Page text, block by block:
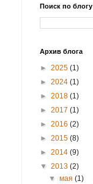
Поиск по блогу
Архив блога
► 2025 (1)
► 2024 (1)
► 2018 (1)
► 2017 (1)
► 2016 (2)
► 2015 (8)
► 2014 (9)
▼ 2013 (2)
▼мая(1)